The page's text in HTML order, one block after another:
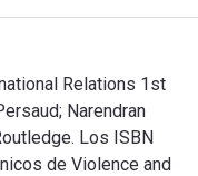
Relations 1st
‎Narendran
Los ISBN
de Violence and